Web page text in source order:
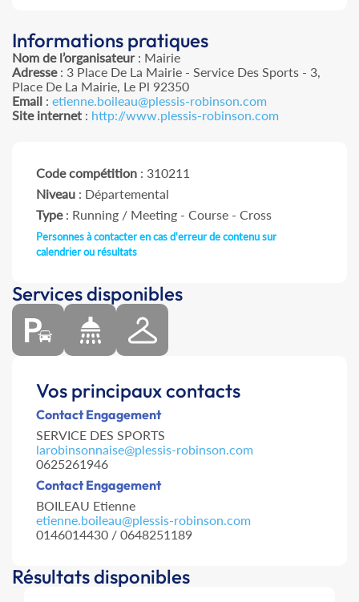
Informations pratiques
Nom de l’organisateur: Mairie
Adresse: 3 Place De La Mairie - Service Des Sports - 3,
Place De La Mairie, Le Pl 92350
Email : etienne.boileau@plessis-robinson.com
Site internet : http://www.plessis-robinson.com
Code compétition : 310211
Niveau : Départemental
Type: Running / Meeting - Course - Cross
Personnes à contacter en cas d'erreur de contenu sur
calendrier ou résultats
Services disponibles
Vos principaux contacts
Contact Engagement
SERVICE DES SPORTS
larobinsonnaise@plessis-robinson.com
0625261946
Contact Engagement
BOILEAU Etienne
etienne.boileau@plessis-robinson.com
0146014430 / 0648251189
Résultats disponibles